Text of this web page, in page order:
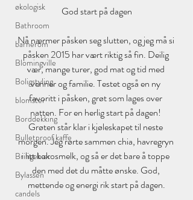
økologisk
Bathroom
barnerom
Blomingville
Boligstyling
blomster
Borddekking
Bulletproof kaffe
Bringebær
Bylassen
candels
God start på dagen
Nå nærmer påsken seg slutten, og jeg må si
påsken 2015 har vært riktig så fin. Deilig
vær, mange turer, god mat og tid med
venner og familie. Testet også en ny
favoritt i påsken, grøt som lages over
natten. For en herlig start på dagen!
Grøten står klar i kjøleskapet til neste
morgen. Jeg rørte sammen chia, havregryn
i litt kokosmelk, og så er det bare å toppe
den med det du måtte ønske. God,
mettende og energi rik start på dagen.